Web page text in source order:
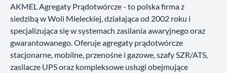
AKMEL Agregaty Prądotwórcze - to polska firma z
siedzibą w Woli Mieleckiej, działająca od 2002 roku i
specjalizująca się w systemach zasilania awaryjnego oraz
gwarantowanego. Oferuje agregaty prądotwórcze
stacjonarne, mobilne, przenośne i gazowe, szafy SZR/ATS,
zasilacze UPS oraz kompleksowe usługi obejmujące